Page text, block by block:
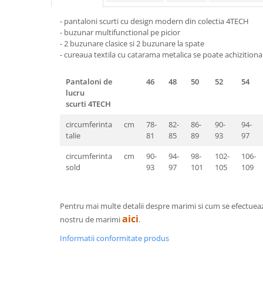
Veste de lucru
Industria alimentara
Pantaloni de lucru
Pantaloni de lucru in talie
Pentru sudura
Jachete pentru sudura
Pantaloni de protectie
- pantaloni scurti cu design modern din colectia 4TECH
- buzunar multifunctional pe picior
- 2 buzunare clasice si 2 buzunare la spate
- cureaua textila cu catarama metalica se poate
Pantaloni de
lucru
scurti 4TECH
46 48 50 52 54
circumferinta
talie
cm
78-
81
82-
85
86-
89
90-
93
94-
97
circumferinta
sold
cm
90-
93
94-
97
98-
101
102-
105
106-
109
Pentru mai multe detalii despre marimi si cum se
nostru de marimiaici.
Informatii conformitate produs